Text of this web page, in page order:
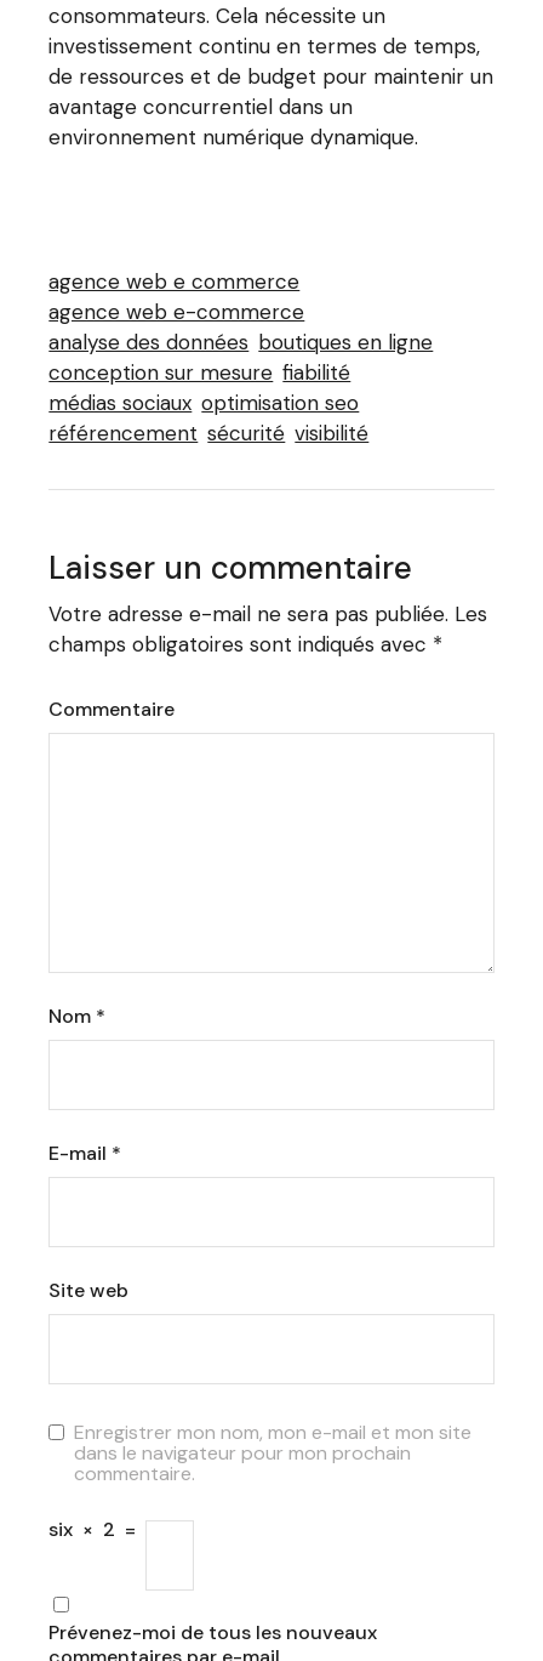
consommateurs. Cela nécessite un
investissement continu en termes de temps,
de ressources et de budget pour maintenir un
avantage concurrentiel dans un
environnement numérique dynamique.
agence web e commerce
agence web e-commerce
analyse des données boutiques en ligne
conception sur mesure fiabilité
médias sociaux optimisation seo
référencement sécurité visibilité
Laisser un commentaire
Votre adresse e-mail ne sera pas publiée. Les
champs obligatoires sont indiqués avec *
Commentaire
Nom *
E-mail *
Site web
Enregistrer mon nom, mon e-mail et mon site
dans le navigateur pour mon prochain
commentaire.
six × 2 =
Prévenez-moi de tous les nouveaux